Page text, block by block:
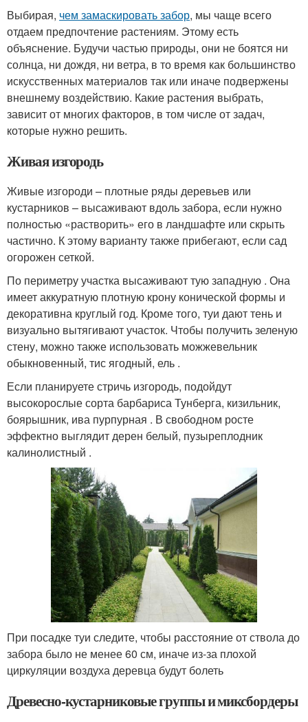
Выбирая, чем замаскировать забор, мы чаще всего
отдаем предпочтение растениям. Этому есть
объяснение. Будучи частью природы, они не боятся ни
солнца, ни дождя, ни ветра, в то время как большинство
искусственных материалов так или иначе подвержены
внешнему воздействию. Какие растения выбрать,
зависит от многих факторов, в том числе от задач,
которые нужно решить.
Живая изгородь
Живые изгороди – плотные ряды деревьев или
кустарников – высаживают вдоль забора, если нужно
полностью «растворить» его в ландшафте или скрыть
частично. К этому варианту также прибегают, если сад
огорожен сеткой.
По периметру участка высаживают тую западную . Она
имеет аккуратную плотную крону конической формы и
декоративна круглый год. Кроме того, туи дают тень и
визуально вытягивают участок. Чтобы получить зеленую
стену, можно также использовать можжевельник
обыкновенный, тис ягодный, ель .
Если планируете стричь изгородь, подойдут
высокорослые сорта барбариса Тунберга, кизильник,
боярышник, ива пурпурная . В свободном росте
эффектно выглядит дерен белый, пузыреплодник
калинолистный .
При посадке туи следите, чтобы расстояние от ствола до
забора было не менее 60 см, иначе из-за плохой
циркуляции воздуха деревца будут болеть
Древесно-кустарниковые группы и миксбордеры